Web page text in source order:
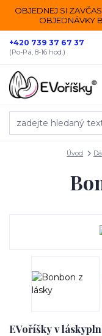
OBJEDNEJ SI
OBJEDNÁVKY
+420 739 37 67 37
(Po-Pá, 8-16 hod.)
Úvod
EVoříšky v